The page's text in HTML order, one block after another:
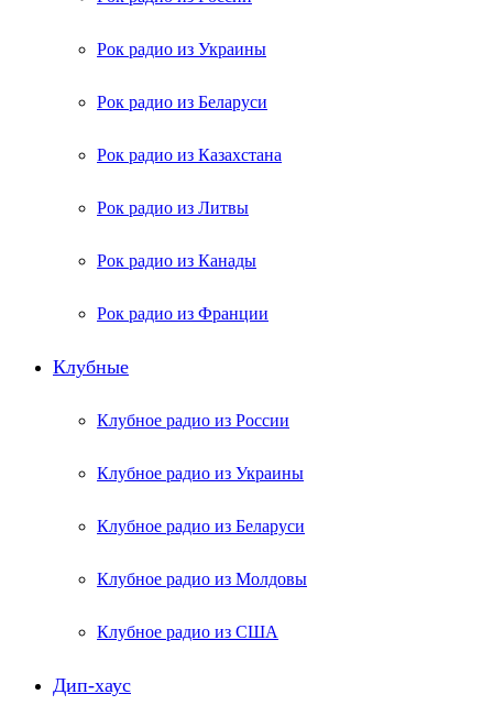
Рок радио из Украины
Рок радио из Беларуси
Рок радио из Казахстана
Рок радио из Литвы
Рок радио из Канады
Рок радио из Франции
Клубные
Клубное радио из России
Клубное радио из Украины
Клубное радио из Беларуси
Клубное радио из Молдовы
Клубное радио из США
Дип-хаус